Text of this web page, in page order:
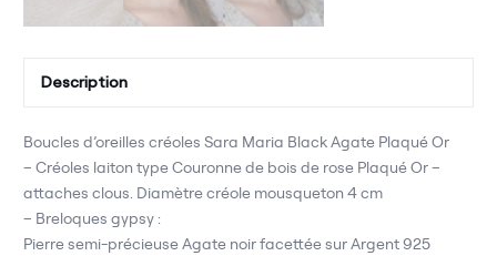
Description
Boucles d’oreilles créoles Sara Maria Black Agate Plaqué Or
– Créoles laiton type Couronne de bois de rose Plaqué Or –
attaches clous. Diamètre créole mousqueton 4 cm
– Breloques gypsy :
Pierre semi-précieuse Agate noir facettée sur Argent 925